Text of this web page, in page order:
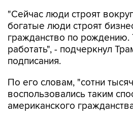
"Сейчас люди строят
богатые люди строят
гражданство по рождению.
работать", - подчеркнул
подписания.
По его словам, "сотни
воспользовались таким
американского